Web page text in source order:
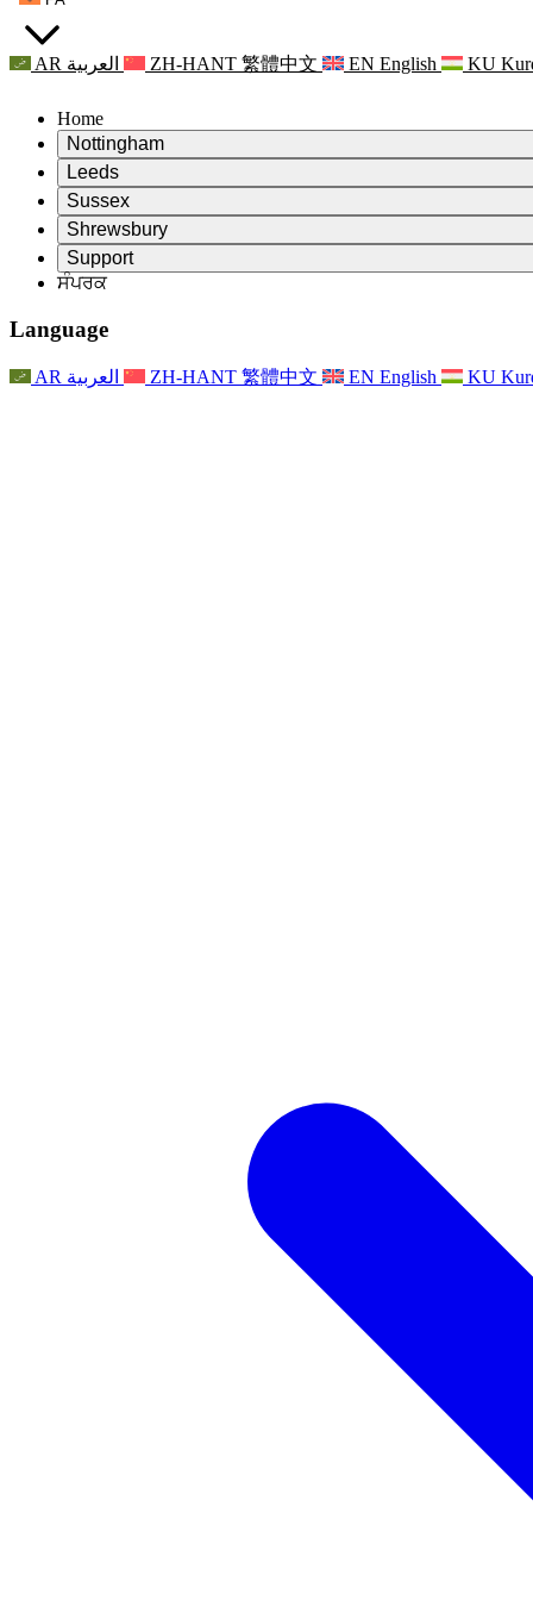
AR العربية ZH-HANT 繁體中文 EN English KU
Home
Nottingham
Review
ਸਮੀਖਿਆ ਦੇ ਚੇਅਰਮੈਨ
ਸੁਤੰਤਰ ਸਮੀਖਿਆ ਟੀਮ
ਸੰਦਰਭ ਦੀਆਂ ਸ਼ਰਤਾਂ
ਸੁਤੰਤਰ ਸਮੀਖਿਆ ਦੀ ਅੰਤਿਮ ਰਿਪੋਰਟ
ਅਕਸਰ ਪੁੱਛੇ ਜਾਣ ਵਾਲੇ ਸਵਾਲ
ਪਰਿਵਾਰਕ ਫੀਡਬੈਕ ਪ੍ਰਕਿਰਿਆ
ਨਿਊਜ਼ਲੈਟਰ
Leeds
Review
ਸਮੀਖਿਆ ਦੇ ਚੇਅਰਮੈਨ
ਸੁਤੰਤਰ ਸਮੀਖਿਆ ਟੀਮ
ਹਵਾਲੇ ਦੀਆਂ ਸ਼ਰਤਾਂ
ਸੰਪਰਕ
ਪਰਿਵਾਰਾਂ ਲਈ ਮਨੋਵਿਗਿਆਨਕ ਸਹਾਇਤਾ
ਪਰਿਵਾਰਾਂ ਲਈ ਅੱਪਡੇਟ
ਘਟਨਾਵਾਂ
For Staff
Sussex
Review
ਸਮੀਖਿਆ ਦੇ ਚੇਅਰਮੈਨ
ਸੁਤੰਤਰ ਸਮੀਖਿਆ ਟੀਮ
ਸੰਦਰਭ ਦੀਆਂ ਸ਼ਰਤਾਂ
For Families
ਪਰਿਵਾਰਾਂ ਲਈ ਅੱਪਡੇਟ
Shrewsbury
Review
ਜਣੇਪਾ ਸਮੀਖਿਆ ਵਾਸਤੇ ਸੰਦਰਭ ਦੀਆਂ ਸ਼ਰਤਾਂ
ਸੁਤੰਤਰ ਸਮੀਖਿਆ ਦੀ ਅੰਤਿਮ ਰਿਪੋਰਟ
ਸੁਤੰਤਰ ਸਮੀਖਿਆ ਦੀ ਪਹਿਲੀ ਰਿਪੋਰਟ
For Families
Support
Leeds
Nottingham
ਪਰਿਵਾਰਕ ਮਨੋਵਿਗਿਆਨਕ ਸਹਾਇਤਾ ਸੇਵਾ
ਮਾਨਸਿਕ ਸਿਹਤ ਸੰਕਟ ਸਹਾਇਤਾ
ਖੇਤਰੀ ਸੇਵਾਵਾਂ ਨੌਟਿੰਘਮ
ਸੰਪਰਕ
Language
AR العربية ZH-HANT 繁體中文 EN English KU